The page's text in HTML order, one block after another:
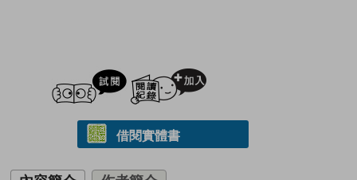
試閲
借閱實體書